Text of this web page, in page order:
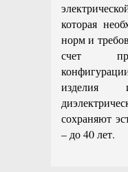
которая
норм и
счет
изделия
сохраняют
– до 40 лет.